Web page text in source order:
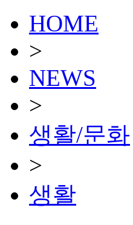
HOME
>
NEWS
>
생활/문화
>
생활